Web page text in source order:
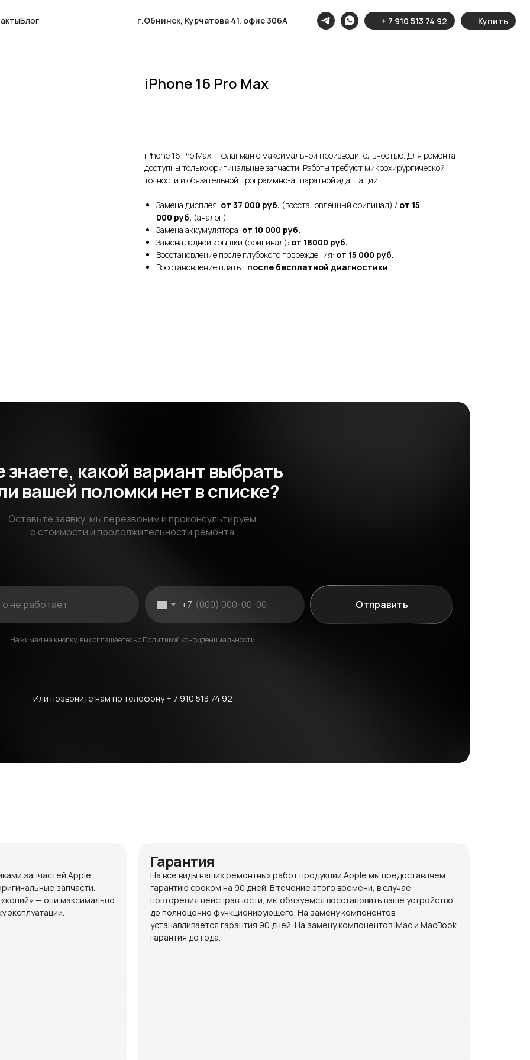
г.Обнинск, Курчатова 41, офис 306А
Блог Купить
+ 7 910 513 74 92
iPhone 16 Pro Max
iPhone 16 Pro Max — флагман с максимальной производительностью. Для ремонта
доступны только оригинальные запчасти. Работы требуют микрохирургической
точности и обязательной программно-аппаратной адаптации.
Замена дисплея: от 37 000 руб. (восстановленный оригинал) / от 15
000 руб. (аналог)
Замена аккумулятора: от 10 000 руб.
Замена задней крышки (оригинал): от 18000 руб.
Восстановление после глубокого повреждения: от 15 000 руб.
Восстановление платы: после бесплатной диагностики
Нажимая на кнопку, вы соглашаетесь сПолитикой конфиденциальности
Или позвоните нам по телефону+ 7 910 513 74 92
+7 Отправить
знаете, какой вариант выбрать
вашей поломки нет в списке?
Оставьте заявку, мы перезвоним и проконсультируем
о стоимости и продолжительности ремонта
Гарантия
На все виды наших ремонтных работ продукции Apple мы предоставляем
гарантию сроком на 90 дней. В течение этого времени, в случае
повторения неисправности, мы обязуемся восстановить ваше устройство
до полноценно функционирующего. На замену компонентов
устанавливается гарантия 90 дней. На замену компонентов iMac и MacBook
гарантия до года.
запчастей Apple.
запчасти.
— они максимально
эксплуатации.